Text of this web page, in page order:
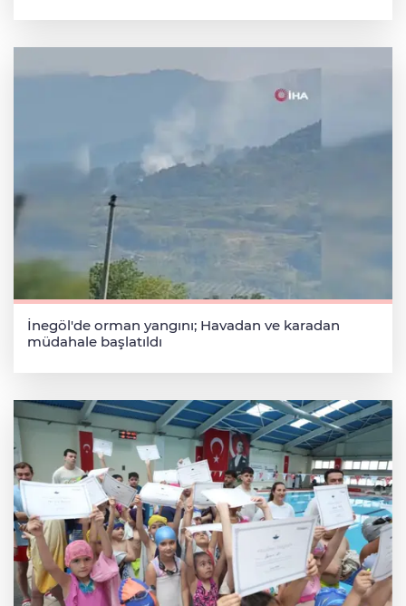
İnegöl'de orman yangını; Havadan ve karadan
müdahale başlatıldı